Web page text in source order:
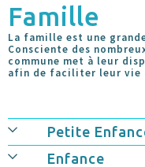
Famille
La famille est une
Consciente des
commune met à leur
afin de faciliter leur vie
Petite
Enfance